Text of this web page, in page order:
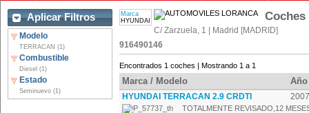
Aplicar Filtros
Modelo
TERRACAN (1)
Combustible
Diesel (1)
Estado
Seminuevo (1)
Marca
HYUNDAI
Coches
C/ Zarzuela, 1 | Madrid [MADRID]
916490146
Encontrados 1 coches | Mostrando 1 a 1
Marca / Modelo Año
HYUNDAI TERRACAN 2.9 CRDTI 2007
TOTALMENTE REVISADO,12